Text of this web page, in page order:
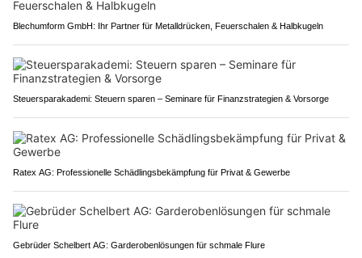
Blechumform GmbH: Ihr Partner für Metalldrücken, Feuerschalen & Halbkugeln
Steuersparakademi: Steuern sparen – Seminare für Finanzstrategien & Vorsorge
Ratex AG: Professionelle Schädlingsbekämpfung für Privat & Gewerbe
Gebrüder Schelbert AG: Garderobenlösungen für schmale Flure